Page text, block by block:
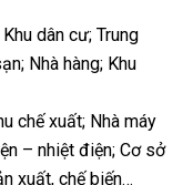
dân cư; Trung
Nhà hàng; Khu
chế xuất; Nhà máy
– nhiệt điện; Cơ sở
xuất, chế biến…